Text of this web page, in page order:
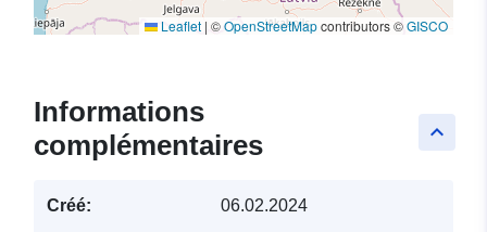
Leaflet | ©OpenStreetMapcontributors ©GISCO
keyboard_arrow_up
Informations
complémentaires
Créé: 06.02.2024